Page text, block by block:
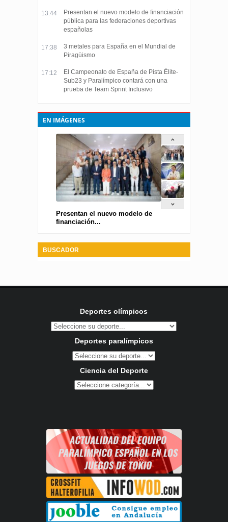
13:44
Presentan el nuevo modelo de financiación
pública para las federaciones deportivas
españolas
17:38
3 metales para España en el Mundial de
Piragüismo
17:12
El Campeonato de España de Pista Élite-
Sub23 y Paralímpico contará con una
prueba de Team Sprint Inclusivo
EN IMÁGENES
Presentan el nuevo modelo de
financiación...
BUSCADOR
Deportes olímpicos
Deportes paralímpicos
Ciencia del Deporte